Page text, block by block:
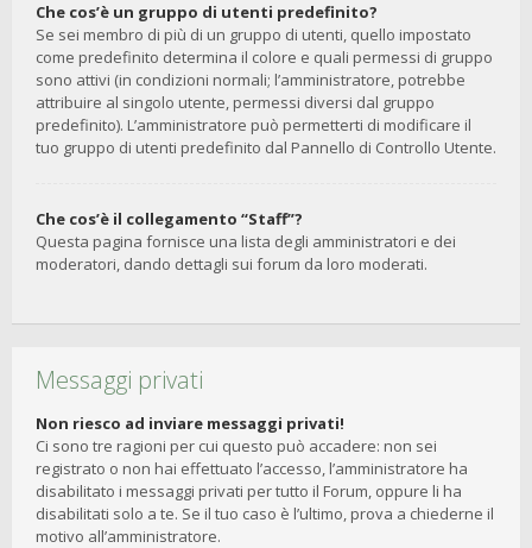
Che cos’è un gruppo di utenti predefinito?
Se sei membro di più di un gruppo di utenti, quello impostato
come predefinito determina il colore e quali permessi di gruppo
sono attivi (in condizioni normali; l’amministratore, potrebbe
attribuire al singolo utente, permessi diversi dal gruppo
predefinito). L’amministratore può permetterti di modificare il
tuo gruppo di utenti predefinito dal Pannello di Controllo Utente.
Che cos’è il collegamento “Staff”?
Questa pagina fornisce una lista degli amministratori e dei
moderatori, dando dettagli sui forum da loro moderati.
Messaggi privati
Non riesco ad inviare messaggi privati!
Ci sono tre ragioni per cui questo può accadere: non sei
registrato o non hai effettuato l’accesso, l’amministratore ha
disabilitato i messaggi privati per tutto il Forum, oppure li ha
disabilitati solo a te. Se il tuo caso è l’ultimo, prova a chiederne il
motivo all’amministratore.